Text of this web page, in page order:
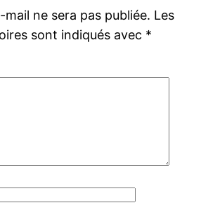
ne sera pas publiée. Les
sont indiqués avec *